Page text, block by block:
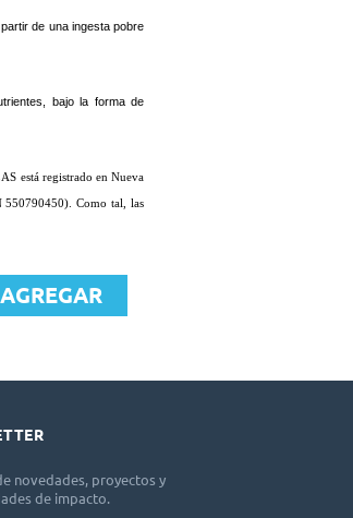
de una ingesta pobre
bajo la forma de
está registrado en Nueva
Como tal, las
novedades, proyectos y
de impacto.